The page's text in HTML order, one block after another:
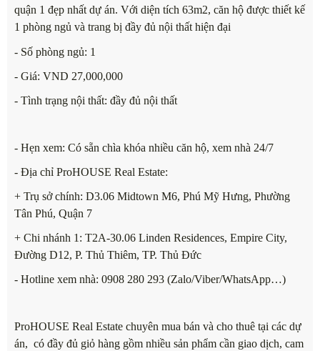
quận 1 đẹp nhất dự án. Với diện tích 63m2, căn hộ được thiết kế
1 phòng ngủ và trang bị đầy đủ nội thất hiện đại
- Số phòng ngủ: 1
- Giá: VND 27,000,000
- Tình trạng nội thất: đầy đủ nội thất
- Hẹn xem: Có sẵn chìa khóa nhiều căn hộ, xem nhà 24/7
- Địa chỉ ProHOUSE Real Estate:
+ Trụ sở chính: D3.06 Midtown M6, Phú Mỹ Hưng, Phường
Tân Phú, Quận 7
+ Chi nhánh 1: T2A-30.06 Linden Residences, Empire City,
Đường D12, P. Thủ Thiêm, TP. Thủ Đức
- Hotline xem nhà: 0908 280 293 (Zalo/Viber/WhatsApp…)
ProHOUSE Real Estate chuyên mua bán và cho thuê tại các dự
án, có đầy đủ giỏ hàng gồm nhiều sản phẩm cần giao dịch, cam